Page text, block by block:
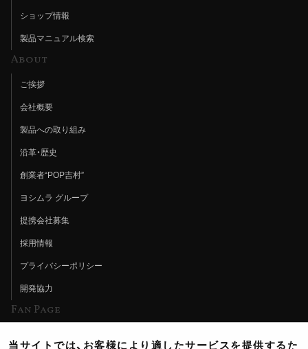
ショップ情報
製品マニュアル検索
About
ご挨拶
会社概要
製品への取り組み
沿革・歴史
創業者“POP吉村”
ヨシムラ グループ
提携会社募集
採用情報
プライバシーポリシー
開発協力
Fan Page
当サイトでは、お客様により適したサービスを提供するた